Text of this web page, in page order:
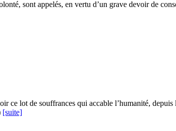
sont appelés, en vertu d’un grave devoir de
ce lot de souffrances qui accable l’humanité,
[suite]